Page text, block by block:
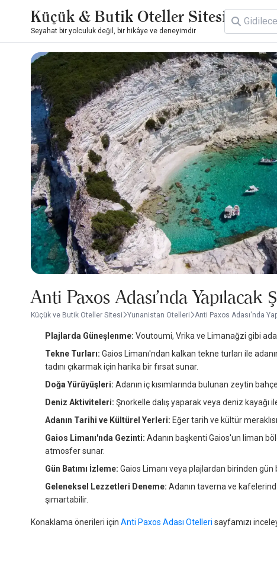
Küçük & Butik Oteller Sitesi
Seyahat bir yolculuk değil, bir hikâye ve deneyimdir
Anti Paxos Adası'nda Yapılacak
Küçük ve Butik Oteller Sitesi Yunanistan Otelleri Anti Paxos Adası'nda
Plajlarda Güneşlenme: Voutoumi, Vrika ve Limanağzi gibi
Tekne Turları: Gaios Limanı'ndan kalkan tekne turları ile
tadını çıkarmak için harika bir fırsat sunar.
Doğa Yürüyüşleri: Adanın iç kısımlarında bulunan zeytin
Deniz Aktiviteleri: Şnorkelle dalış yaparak veya deniz kayağı
Adanın Tarihi ve Kültürel Yerleri: Eğer tarih ve kültür
Gaios Limanı'nda Gezinti: Adanın başkenti Gaios'un liman
atmosfer sunar.
Gün Batımı İzleme: Gaios Limanı veya plajlardan birinden
Geleneksel Lezzetleri Deneme: Adanın taverna ve
şımartabilir.
Konaklama önerileri için Anti Paxos Adası Otelleri sayfamızı